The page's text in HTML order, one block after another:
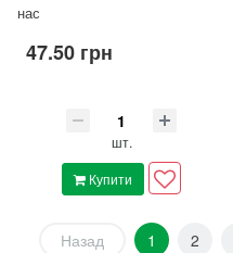
нас
47.50 грн
шт.
Купити
Назад 1 2